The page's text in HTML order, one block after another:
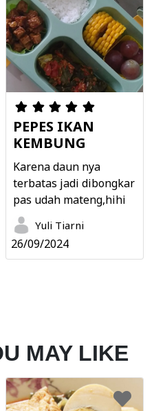
PEPES IKAN
KEMBUNG
Karena daun nya
terbatas jadi dibongkar
pas udah mateng,hihi
Yuli Tiarni
26/09/2024
MAY LIKE